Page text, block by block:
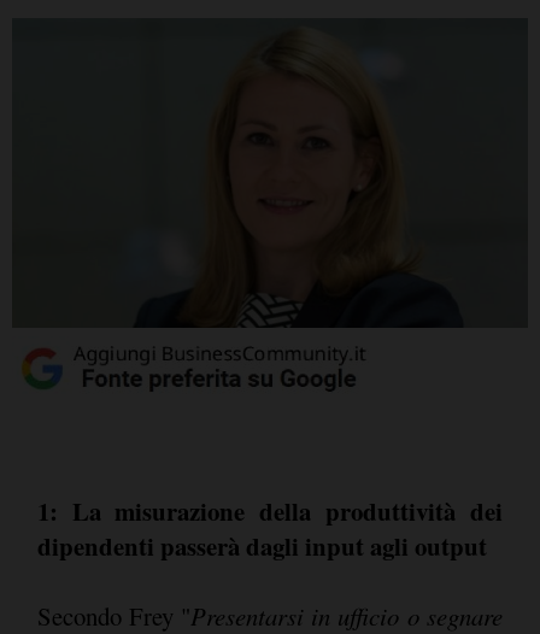
1: La misurazione della produttività dei
dipendenti passerà dagli input agli output
Secondo Frey "Presentarsi in ufficio o segnare